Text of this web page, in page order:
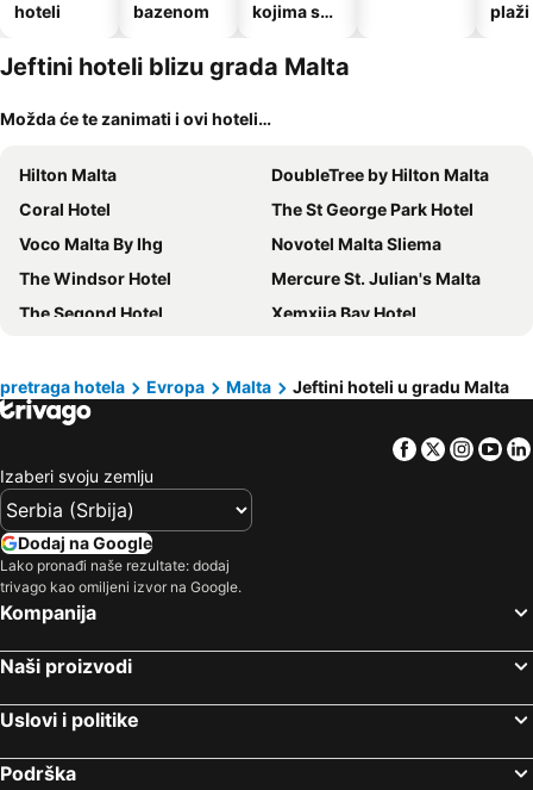
hoteli
bazenom
kojima su
kućni
ljubimci
plaži
Jeftini hoteli blizu grada Malta
Možda će te zanimati i ovi hoteli…
Hilton Malta
DoubleTree by Hilton Malta
Coral Hotel
The St George Park Hotel
Voco Malta By Ihg
Novotel Malta Sliema
The Windsor Hotel
Mercure St. Julian's Malta
The Segond Hotel
Xemxija Bay Hotel
La Playa Hotel
115 The Strand Hotel by NEU Collective
InterContinental Malta by IHG
Bella Vista Hotel
Hotel Ben Marsalforn, Affiliated By Meliá
Grand Hotel Gozo
Beach Garden Hotel
Relax Inn Hotel
ibis Styles ST Pauls Bay Malta
Verdi St George's Bay Marina
Europa Hotel
St. Julian's Bay Hotel
Malta Marriott Resort & Spa
Radisson Blu Resort, Malta St. Julian's
pretraga hotela Evropa Malta Jeftini hoteli u gradu Malta
Facebook
Twitter
Izaberi svoju zemlju
Dodaj na Google
Lako pronađi naše rezultate: dodaj
trivago kao omiljeni izvor na Google.
Kompanija
Naši proizvodi
Uslovi i politike
Podrška